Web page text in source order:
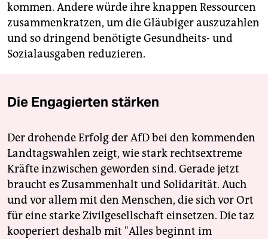
kommen. Andere würde ihre knappen Ressourcen
zusammenkratzen, um die Gläubiger auszuzahlen
und so dringend benötigte Gesundheits- und
Sozialausgaben reduzieren.
Die Engagierten stärken
Der drohende Erfolg der AfD bei den kommenden
Landtagswahlen zeigt, wie stark rechtsextreme
Kräfte inzwischen geworden sind. Gerade jetzt
braucht es Zusammenhalt und Solidarität. Auch
und vor allem mit den Menschen, die sich vor Ort
für eine starke Zivilgesellschaft einsetzen. Die taz
kooperiert deshalb mit "Alles beginnt im